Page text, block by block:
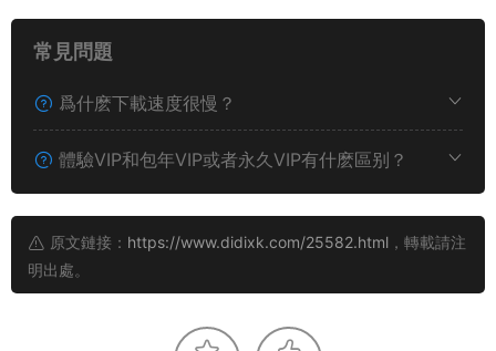
常見問題
爲什麽下載速度很慢？
體驗VIP和包年VIP或者永久VIP有什麽區别？
原文鏈接： https://www.didixk.com/25582.html ，轉載請注
明出處。